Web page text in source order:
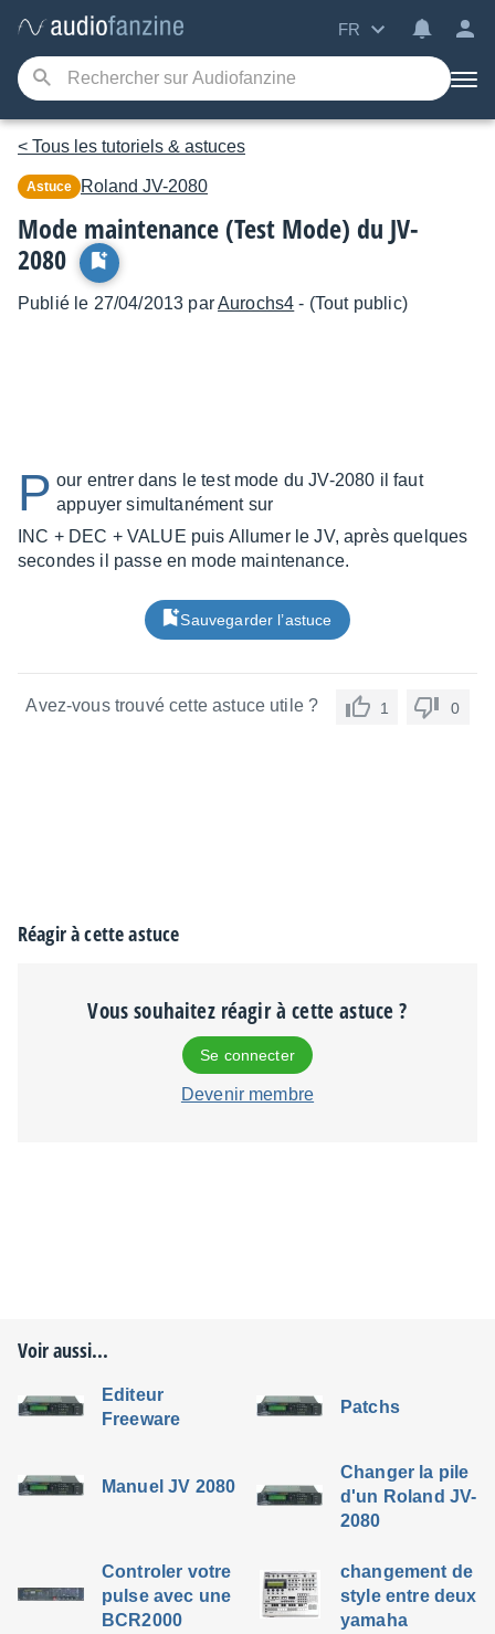
FR
< Tous les tutoriels & astuces
Astuce Roland JV-2080
Mode maintenance (Test Mode) du JV-
2080
Publié le 27/04/2013 parAurochs4 - (Tout public)
P our entrer dans le test mode du JV-2080 il faut
appuyer simultanément sur
INC + DEC + VALUE puis Allumer le JV, après quelques
secondes il passe en mode maintenance.
Sauvegarder l’astuce
Avez-vous trouvé cette astuce utile ? 1 0
Réagir à cette astuce
Vous souhaitez réagir à cette astuce ?
Se connecter
Devenir membre
Voir aussi...
Editeur
Freeware
Patchs
Manuel JV 2080
Changer la pile
d'un Roland JV-
2080
Controler votre
pulse avec une
BCR2000
changement de
style entre deux
yamaha